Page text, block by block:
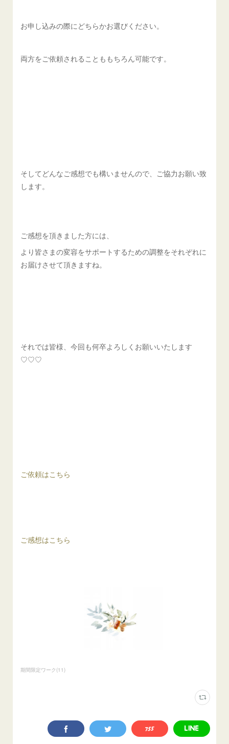
お申し込みの際にどちらかお選びください。
両方をご依頼されることももちろん可能です。
そしてどんなご感想でも構いませんので、ご協力お願い致
します。
ご感想を頂きました方には、
より皆さまの変容をサポートするための調整をそれぞれに
お届けさせて頂きますね。
それでは皆様、今回も何卒よろしくお願いいたします
♡♡♡
ご依頼はこちら
ご感想はこちら
期間限定ワーク (11)